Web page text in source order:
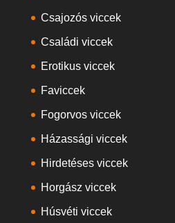
Csajozós viccek
Családi viccek
Erotikus viccek
Faviccek
Fogorvos viccek
Házassági viccek
Hirdetéses viccek
Horgász viccek
Húsvéti viccek